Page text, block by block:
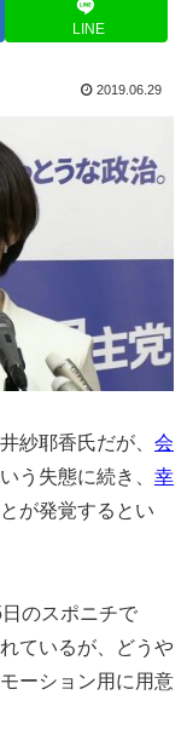
LINE
2019.06.29
紗耶香氏だが、 会
う失態に続き、 幸
が発覚するとい
のスポニチで
ているが、どうや
ーション用に用意